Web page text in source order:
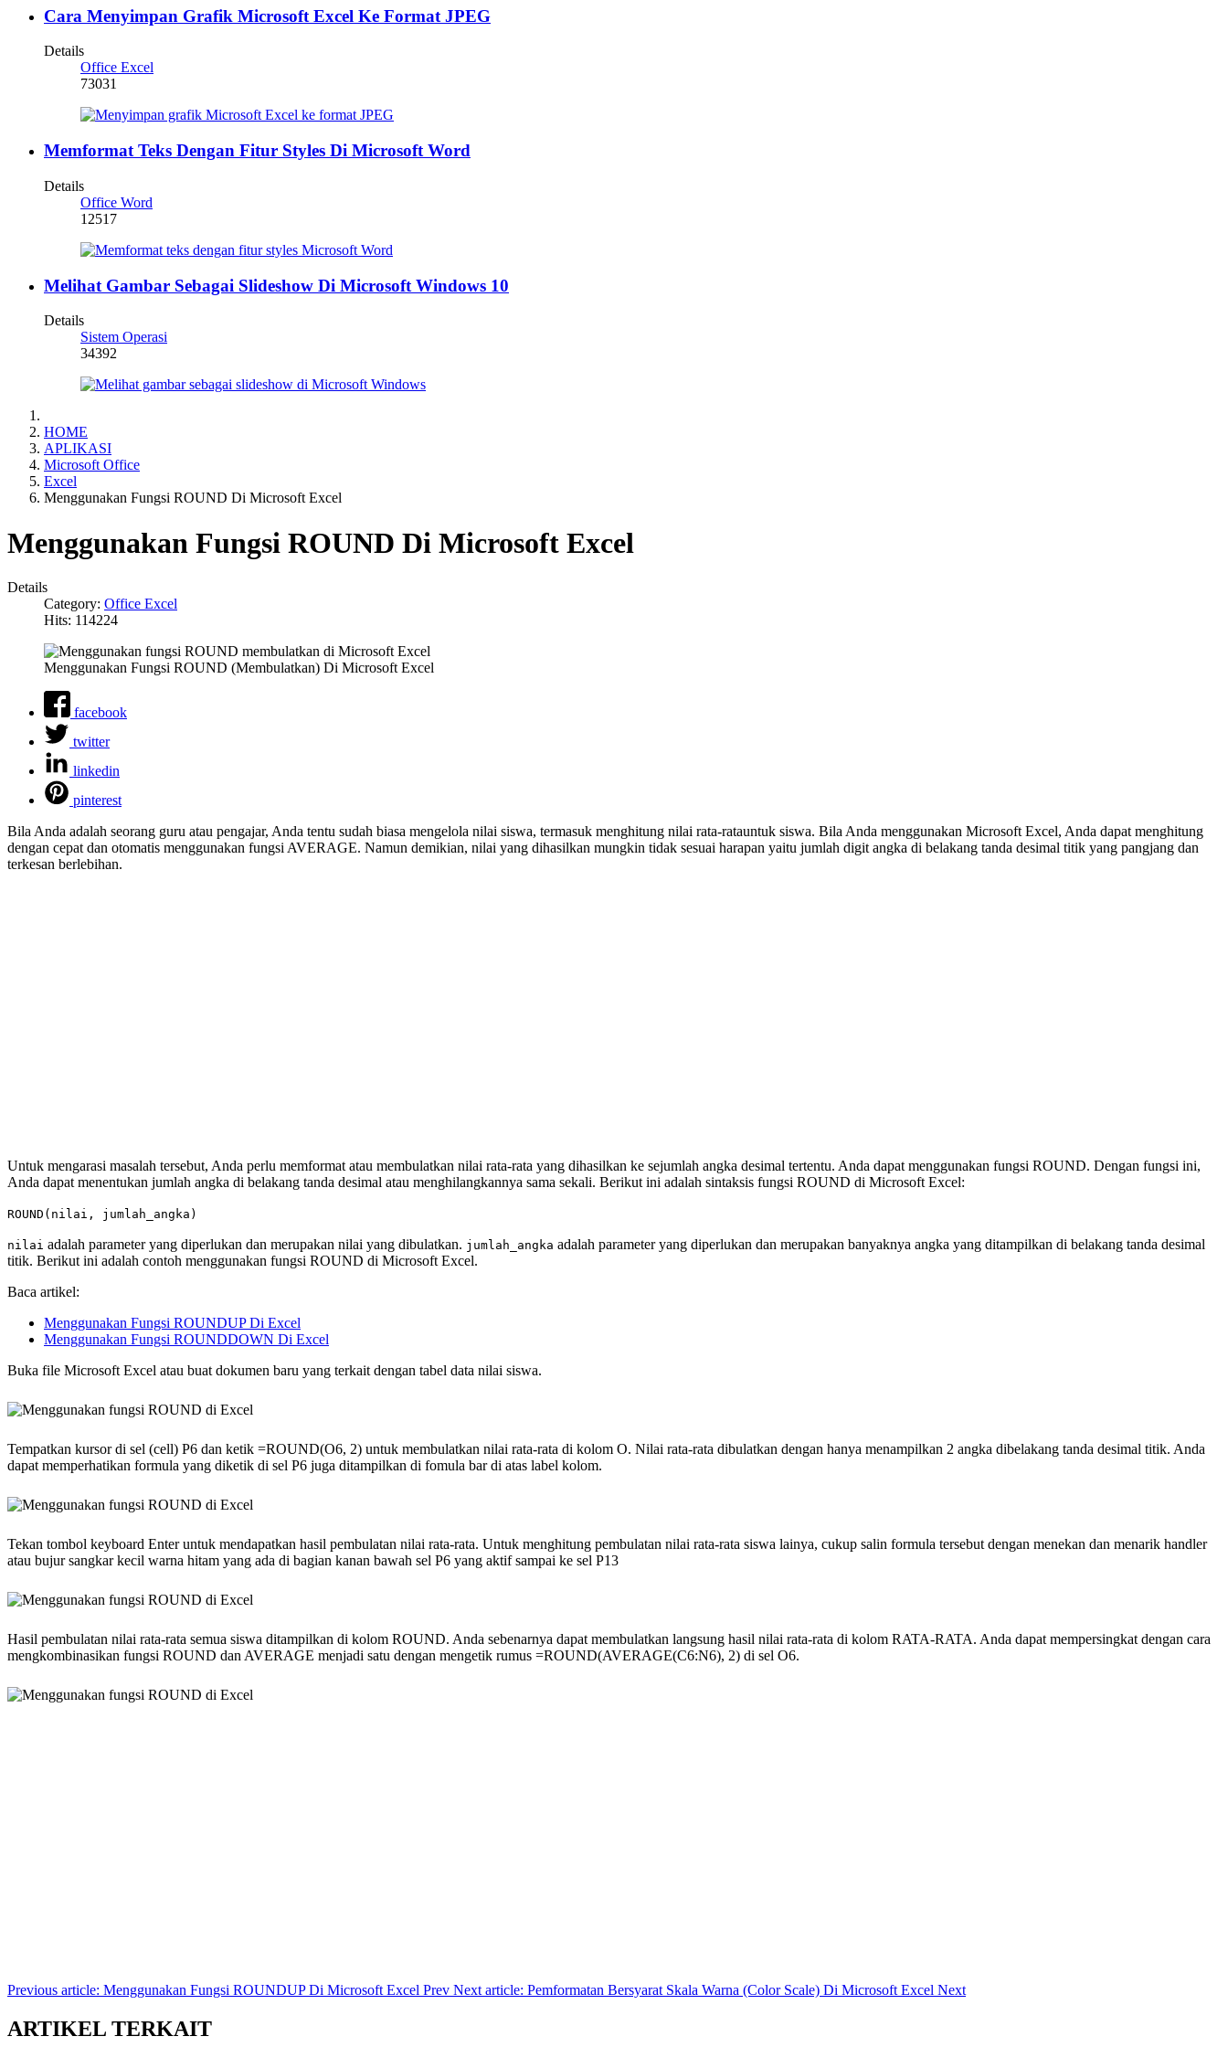
Cara Menyimpan Grafik Microsoft Excel Ke Format JPEG
Details
Office Excel
73031
Memformat Teks Dengan Fitur Styles Di Microsoft Word
Details
Office Word
12517
Melihat Gambar Sebagai Slideshow Di Microsoft Windows 10
Details
Sistem Operasi
34392
HOME
APLIKASI
Microsoft Office
Excel
Menggunakan Fungsi ROUND Di Microsoft Excel
Menggunakan Fungsi ROUND Di Microsoft Excel
Details
Category: Office Excel
Hits: 114224
Menggunakan Fungsi ROUND (Membulatkan) Di Microsoft Excel
facebook
twitter
linkedin
pinterest
Bila Anda adalah seorang guru atau pengajar, Anda tentu sudah biasa mengelola nilai siswa, termasuk menghitung nilai rata-ratauntuk siswa. Bila Anda menggunakan Microsoft Excel, Anda dapat menghitung
dengan cepat dan otomatis menggunakan fungsi AVERAGE. Namun demikian, nilai yang dihasilkan mungkin tidak sesuai harapan yaitu jumlah digit angka di belakang tanda desimal titik yang pangjang dan
terkesan berlebihan.
Untuk mengarasi masalah tersebut, Anda perlu memformat atau membulatkan nilai rata-rata yang dihasilkan ke sejumlah angka desimal tertentu. Anda dapat menggunakan fungsi ROUND. Dengan fungsi ini,
Anda dapat menentukan jumlah angka di belakang tanda desimal atau menghilangkannya sama sekali. Berikut ini adalah sintaksis fungsi ROUND di Microsoft Excel:
ROUND(nilai, jumlah_angka)
nilai adalah parameter yang diperlukan dan merupakan nilai yang dibulatkan. jumlah_angka adalah parameter yang diperlukan dan merupakan banyaknya angka yang ditampilkan di belakang tanda desimal
titik. Berikut ini adalah contoh menggunakan fungsi ROUND di Microsoft Excel.
Baca artikel:
Menggunakan Fungsi ROUNDUP Di Excel
Menggunakan Fungsi ROUNDDOWN Di Excel
Buka file Microsoft Excel atau buat dokumen baru yang terkait dengan tabel data nilai siswa.
Tempatkan kursor di sel (cell) P6 dan ketik =ROUND(O6, 2) untuk membulatkan nilai rata-rata di kolom O. Nilai rata-rata dibulatkan dengan hanya menampilkan 2 angka dibelakang tanda desimal titik. Anda
dapat memperhatikan formula yang diketik di sel P6 juga ditampilkan di fomula bar di atas label kolom.
Tekan tombol keyboard Enter untuk mendapatkan hasil pembulatan nilai rata-rata. Untuk menghitung pembulatan nilai rata-rata siswa lainya, cukup salin formula tersebut dengan menekan dan menarik handler
atau bujur sangkar kecil warna hitam yang ada di bagian kanan bawah sel P6 yang aktif sampai ke sel P13
Hasil pembulatan nilai rata-rata semua siswa ditampilkan di kolom ROUND. Anda sebenarnya dapat membulatkan langsung hasil nilai rata-rata di kolom RATA-RATA. Anda dapat mempersingkat dengan cara
mengkombinasikan fungsi ROUND dan AVERAGE menjadi satu dengan mengetik rumus =ROUND(AVERAGE(C6:N6), 2) di sel O6.
Previous article: Menggunakan Fungsi ROUNDUP Di Microsoft Excel Prev Next article: Pemformatan Bersyarat Skala Warna (Color Scale) Di Microsoft Excel Next
ARTIKEL TERKAIT